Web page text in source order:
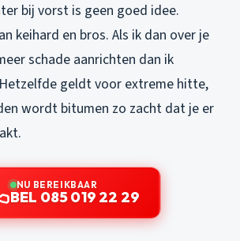
bij vorst is geen goed idee.
keihard en bros. Als ik dan over je
schade aanrichten dan ik
geldt voor extreme hitte,
wordt bitumen zo zacht dat je er
NU BEREIKBAAR
BEL 085 019 22 29